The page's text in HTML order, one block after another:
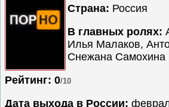
Мюзиклы
Приключения
Семейные
Сериалы
Страна: Россия
В главных ролях:
Илья Малаков,
Снежана Самохина
Рейтинг: 0/10
Дата выхода в России: